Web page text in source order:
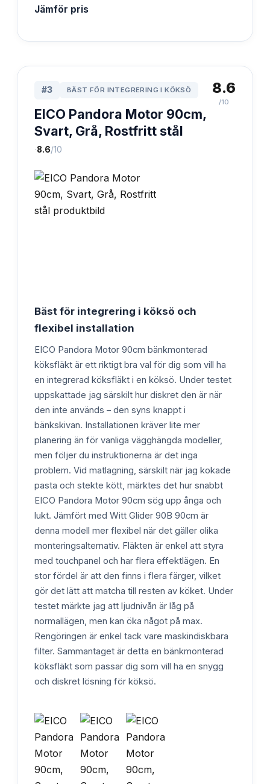
Jämför pris
#3 BÄST FÖR INTEGRERING I KÖKSÖ
EICO Pandora Motor 90cm,
Svart, Grå, Rostfritt stål
·8.6/10
8.6
/10
Bäst för integrering i köksö och
flexibel installation
EICO Pandora Motor 90cm bänkmonterad
köksfläkt är ett riktigt bra val för dig som vill ha
en integrerad köksfläkt i en köksö. Under testet
uppskattade jag särskilt hur diskret den är när
den inte används – den syns knappt i
bänkskivan. Installationen kräver lite mer
planering än för vanliga vägghängda modeller,
men följer du instruktionerna är det inga
problem. Vid matlagning, särskilt när jag kokade
pasta och stekte kött, märktes det hur snabbt
EICO Pandora Motor 90cm sög upp ånga och
lukt. Jämfört med Witt Glider 90B 90cm är
denna modell mer flexibel när det gäller olika
monteringsalternativ. Fläkten är enkel att styra
med touchpanel och har flera effektlägen. En
stor fördel är att den finns i flera färger, vilket
gör det lätt att matcha till resten av köket. Under
testet märkte jag att ljudnivån är låg på
normallägen, men kan öka något på max.
Rengöringen är enkel tack vare maskindiskbara
filter. Sammantaget är detta en bänkmonterad
köksfläkt som passar dig som vill ha en snygg
och diskret lösning för köksö.